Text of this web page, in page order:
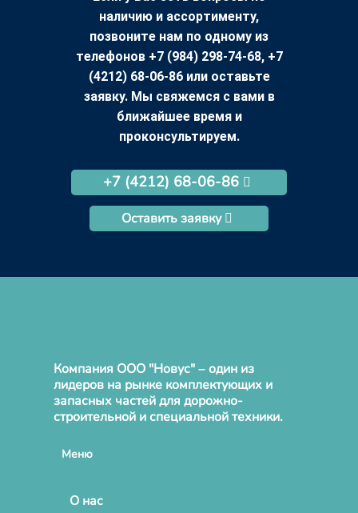
наличию и ассортименту,
позвоните нам по одному из
телефонов +7 (984) 298-74-68, +7
(4212) 68-06-86 или оставьте
заявку. Мы свяжемся с вами в
ближайшее время и
проконсультируем.
+7 (4212) 68-06-86
Оставить заявку
Компания ООО "Новус" – один из
лидеров на рынке комплектующих и
запасных частей для дорожно-
строительной и специальной техники.
Меню
О нас